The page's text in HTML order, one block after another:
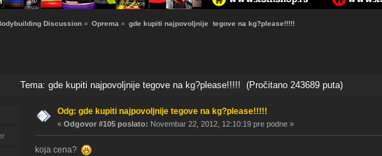
Discussion » Oprema » gde kupiti najpovoljnije  tegove na kg?please!!!!!
Tema: gde kupiti najpovoljnije tegove na kg?please!!!!! (Pročitano 243689 puta)
Odg: gde kupiti najpovoljnije tegove na kg?please!!!!!
« Odgovor #105 poslato: Novembar 22, 2012, 12:10:19 pre podne »
koja cena?